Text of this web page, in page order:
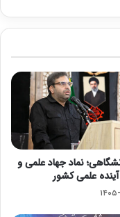
نماد جهاد علمی و
علمی کشور
۱۶